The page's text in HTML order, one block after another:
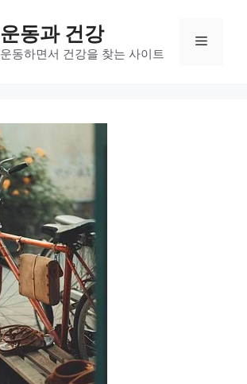
운동과 건강
운동하면서 건강을 찾는 사이트
Menu